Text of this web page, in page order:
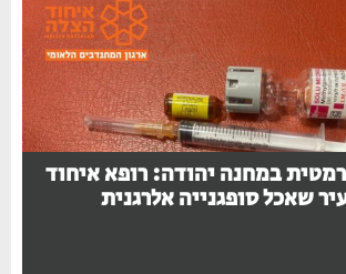
במחנה יהודה: רופא איחוד
סופגנייה אלרגנית